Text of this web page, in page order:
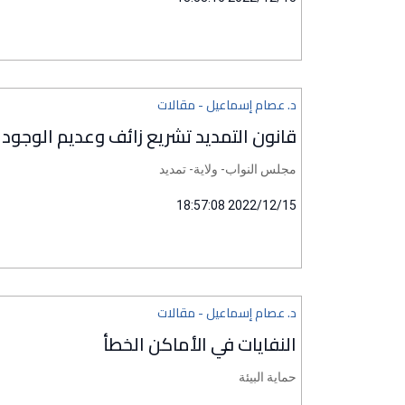
د. عصام إسماعيل - مقالات
قانون التمديد تشريع زائف وعديم الوجود
مجلس النواب- ولاية- تمديد
2022/12/15 18:57:08
د. عصام إسماعيل - مقالات
النفايات في الأماكن الخطأ
حماية البيئة